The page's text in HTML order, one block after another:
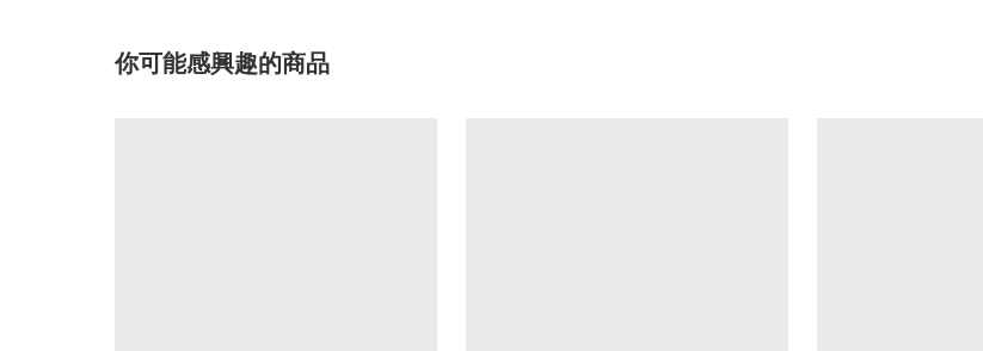
你可能感興趣的商品